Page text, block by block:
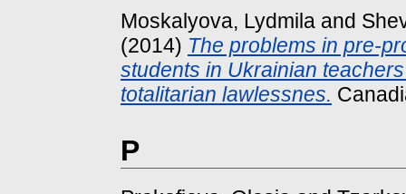
Moskalyova, Lydmila and
(2014) The problems in pre-
students in Ukrainian
totalitarian lawlessnes.
P